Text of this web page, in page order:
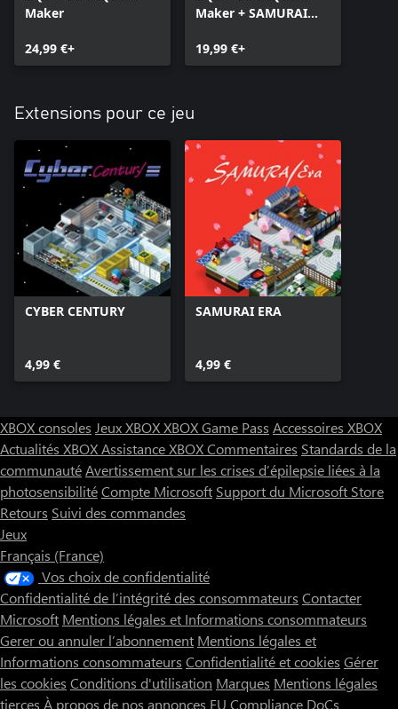
Maker
24,99 €+
Maker + SAMURAI
19,99 €+
Extensions pour ce jeu
CYBER CENTURY
4,99 €
SAMURAI ERA
4,99 €
XBOX consoles Jeux XBOXXBOX Game Pass Accessoires XBOX
Actualités XBOXAssistance XBOXCommentaires Standards de la
communautéAvertissement sur les crises d’épilepsie liées à la
photosensibilitéCompte Microsoft Support du Microsoft Store
Retours Suivi des commandes
Jeux
Français (France)
Vos choix de confidentialité
Confidentialité de l’intégrité des consommateurs Contacter
Microsoft Mentions légales et Informations consommateurs
Gerer ou annuler l’abonnement Mentions légales et
Informations consommateurs Confidentialité et cookies Gérer
les cookies Conditions d'utilisation Marques Mentions légales
tierces À propos de nos annonces EU Compliance DoCs